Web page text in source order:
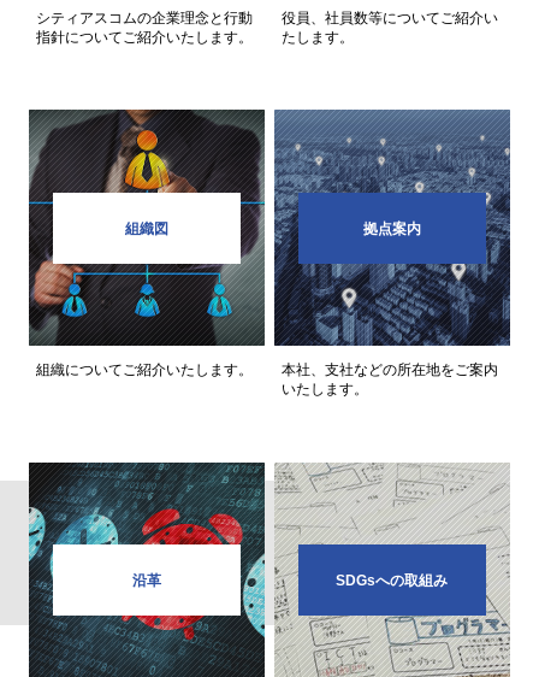
シティアスコムの企業理念と行動
指針についてご紹介いたします。
役員、社員数等についてご紹介い
たします。
組織図
組織についてご紹介いたします。
拠点案内
本社、支社などの所在地をご案内
いたします。
沿革 SDGsへの取組み